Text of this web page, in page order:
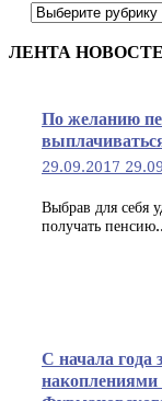
Рубрики
статей
ЛЕНТА
По желанию
29.09.2017
Выбрав для себя
получать
С начала года
накоплениями